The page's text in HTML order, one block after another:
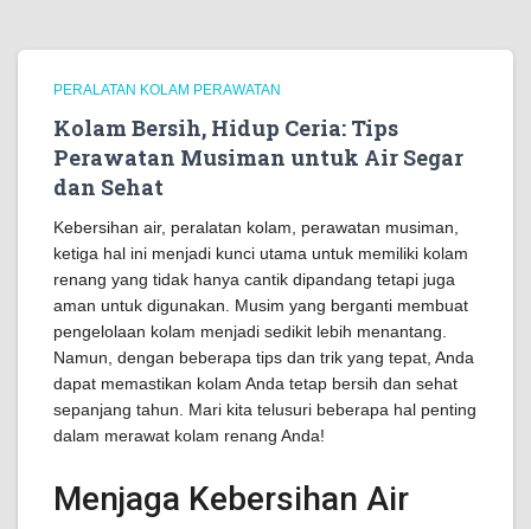
PERALATAN KOLAM PERAWATAN
Kolam Bersih, Hidup Ceria: Tips
Perawatan Musiman untuk Air Segar
dan Sehat
Kebersihan air, peralatan kolam, perawatan musiman,
ketiga hal ini menjadi kunci utama untuk memiliki kolam
renang yang tidak hanya cantik dipandang tetapi juga
aman untuk digunakan. Musim yang berganti membuat
pengelolaan kolam menjadi sedikit lebih menantang.
Namun, dengan beberapa tips dan trik yang tepat, Anda
dapat memastikan kolam Anda tetap bersih dan sehat
sepanjang tahun. Mari kita telusuri beberapa hal penting
dalam merawat kolam renang Anda!
Menjaga Kebersihan Air